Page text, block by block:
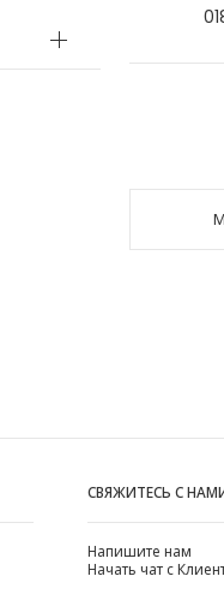
СВЯЖИТЕСЬ С
Напишите нам
Начать чат с